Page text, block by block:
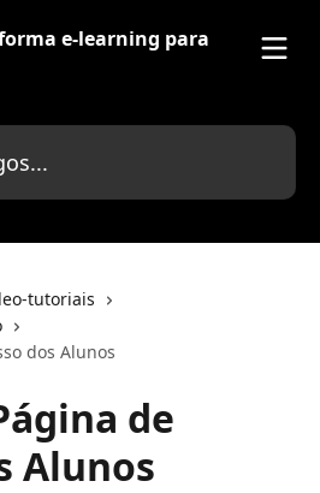
tutoriais
dos Alunos
de
Alunos